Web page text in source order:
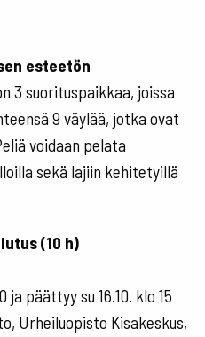
esteetön
3 suorituspaikkaa, joissa
9 väylää, jotka ovat
voidaan pelata
sekä lajiin kehitetyillä
(10 h)
ja päättyy su 16.10. klo 15
Urheiluopisto Kisakeskus,